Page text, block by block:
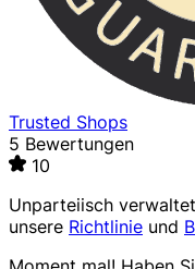
Trusted Shops
5 Bewertungen
10
Unparteiisch
unsere Richtlinie und